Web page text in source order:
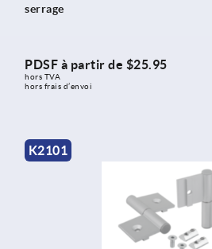
serrage
PDSF à partir de $25.95
hors TVA
hors frais d’envoi
K2101